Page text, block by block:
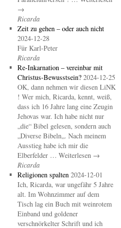
→
Ricarda
Zeit zu gehen – oder auch nicht
2024-12-28
Für Karl-Peter
Ricarda
Re-Inkarnation – vereinbar mit
Christus-Bewusstsein? 2024-12-25
OK, dann nehmen wir diesen LiNK
! Wer mich, Ricarda, kennt, weiß,
dass ich 16 Jahre lang eine Zeugin
Jehovas war. Ich habe nicht nur
„die“ Bibel gelesen, sondern auch
„Diverse Bibeln„. Nach meinem
Ausstieg habe ich mir die
Elberfelder … Weiterlesen →
Ricarda
Religionen spalten 2024-12-01
Ich, Ricarda, war ungefähr 5 Jahre
alt. Im Wohnzimmer auf dem
Tisch lag ein Buch mit weinrotem
Einband und goldener
verschnörkelter Schrift und ich